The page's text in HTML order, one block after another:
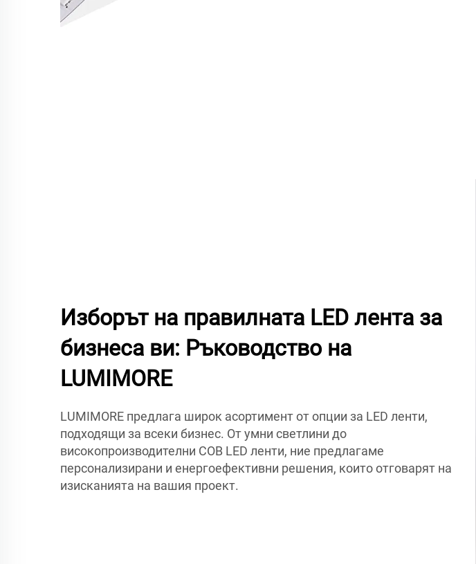
Изборът на правилната LED лента за
бизнеса ви: Ръководство на
LUMIMORE
LUMIMORE предлага широк асортимент от опции за LED ленти,
подходящи за всеки бизнес. От умни светлини до
високопроизводителни COB LED ленти, ние предлагаме
персонализирани и енергоефективни решения, които отговарят на
изисканията на вашия проект.